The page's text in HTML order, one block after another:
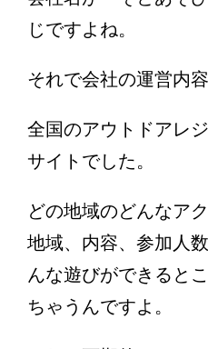
じですよね。
それで会社の運営内
全国のアウトドアレ
サイトでした。
どの地域のどんなア
地域、内容、参加人
んな遊びができると
ちゃうんですよ。